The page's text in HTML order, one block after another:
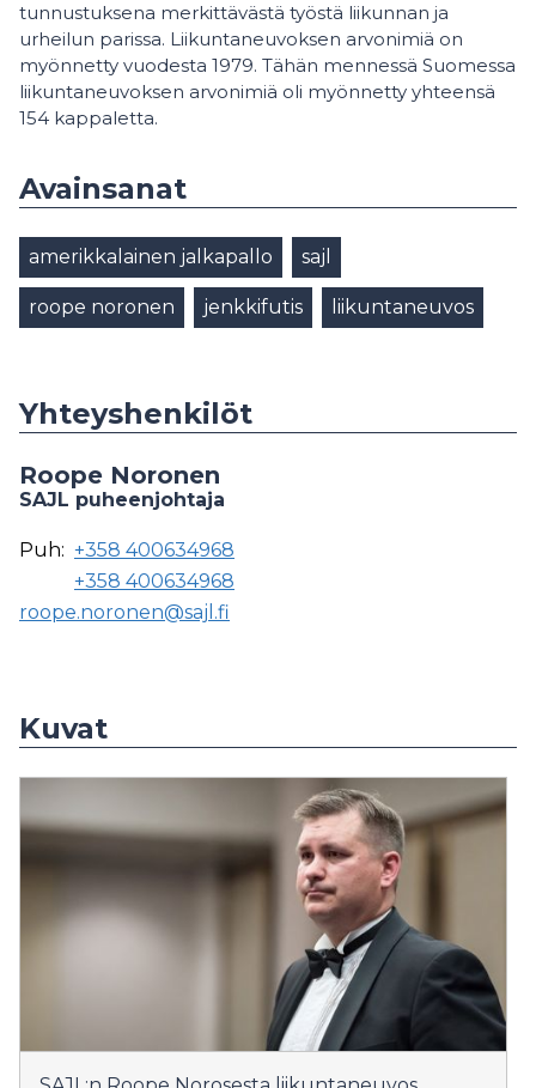
tunnustuksena merkittävästä työstä liikunnan ja
urheilun parissa. Liikuntaneuvoksen arvonimiä on
myönnetty vuodesta 1979. Tähän mennessä Suomessa
liikuntaneuvoksen arvonimiä oli myönnetty yhteensä
154 kappaletta.
Avainsanat
amerikkalainen jalkapallo sajl
roope noronen jenkkifutis liikuntaneuvos
Yhteyshenkilöt
Roope Noronen
SAJL puheenjohtaja
Puh: +358 400634968
+358 400634968
roope.noronen@sajl.fi
Kuvat